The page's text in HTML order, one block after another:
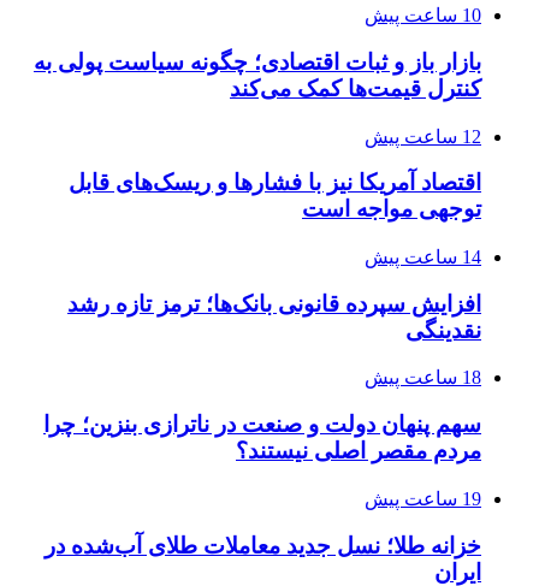
10 ساعت پیش
بازار باز و ثبات اقتصادی؛ چگونه سیاست پولی به
کنترل قیمت‌ها کمک می‌کند
12 ساعت پیش
اقتصاد آمریکا نیز با فشارها و ریسک‌های قابل
توجهی مواجه است
14 ساعت پیش
افزایش سپرده قانونی بانک‌ها؛ ترمز تازه رشد
نقدینگی
18 ساعت پیش
سهم پنهان دولت و صنعت در ناترازی بنزین؛ چرا
مردم مقصر اصلی نیستند؟
19 ساعت پیش
خزانه طلا؛ نسل جدید معاملات طلای آب‌شده در
ایران